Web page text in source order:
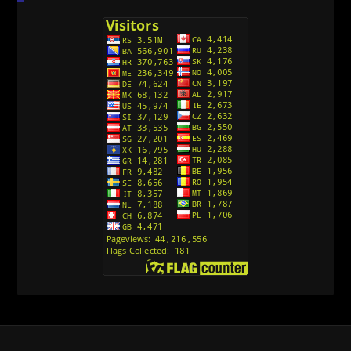
Avanture Kida Opasnost (Sinhronizovano na
Action Man (Sinhronizovano na Hrvatski)
Action Man (2000) Sinhronizovano na Hrvatski
Andjeoski Prijatelji (Sinhronizovano na Srpski)
Ajkuca (Sharkdog) Sinhronizovano na Srpski
Alvin i veverice (Alvinnn!!! And the Chipmunks)
Sinhronizovano na Srpski
Avanture Mačka u čizmama (Sinhronizovano na